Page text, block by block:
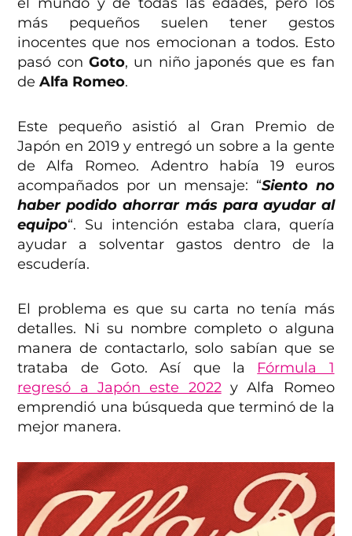
más pequeños suelen tener gestos
inocentes que nos emocionan a todos. Esto
pasó con Goto, un niño japonés que es fan
deAlfa Romeo.
Este pequeño asistió al Gran Premio de
Japón en 2019 y entregó un sobre a la gente
de Alfa Romeo. Adentro había 19 euros
acompañados por un mensaje: “Siento no
haber podido ahorrar más para ayudar al
equipo“. Su intención estaba clara, quería
ayudar a solventar gastos dentro de la
escudería.
El problema es que su carta no tenía más
detalles. Ni su nombre completo o alguna
manera de contactarlo, solo sabían que se
trataba de Goto. Así que la Fórmula 1
regresó a Japón este 2022y Alfa Romeo
emprendió una búsqueda que terminó de la
mejor manera.